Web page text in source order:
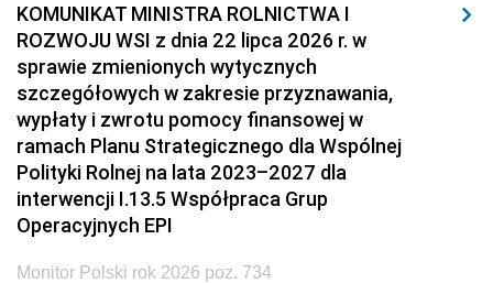
KOMUNIKAT MINISTRA ROLNICTWA I
ROZWOJU WSI z dnia 22 lipca 2026 r. w
sprawie zmienionych wytycznych
szczegółowych w zakresie przyznawania,
wypłaty i zwrotu pomocy finansowej w
ramach Planu Strategicznego dla Wspólnej
Polityki Rolnej na lata 2023–2027 dla
interwencji I.13.5 Współpraca Grup
Operacyjnych EPI
Monitor Polski rok 2026 poz. 734